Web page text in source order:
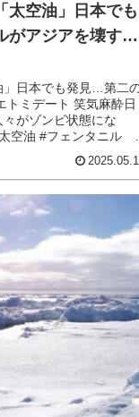
太空油」日本でも
がアジアを壊す…
」日本でも発見…第二
ミデート 笑気麻酔日
がゾンビ状態にな
空油 #フェンタニル ア